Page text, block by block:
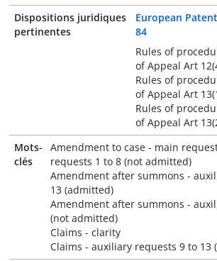
Dispositions juridiques
pertinentes
European
84
Rules of
of Appeal Art
Rules of
of Appeal Art
Rules of
of Appeal Art
Mots-
clés
Amendment to case - main
requests 1 to 8 (not admitted)
Amendment after summons -
13 (admitted)
Amendment after summons -
(not admitted)
Claims - clarity
Claims - auxiliary requests 9 to 13